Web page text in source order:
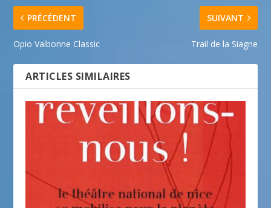
PRÉCÉDENT
Opio Valbonne Classic
SUIVANT
Trail de la Siagne
ARTICLES SIMILAIRES